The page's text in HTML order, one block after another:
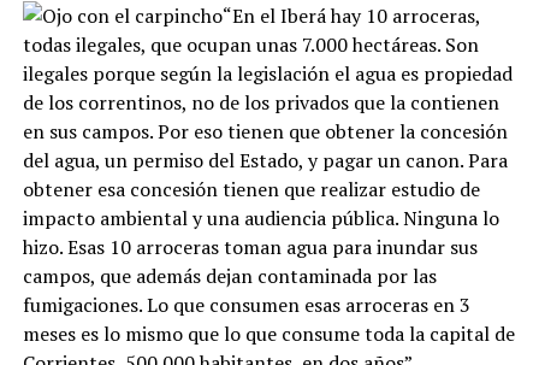
“En el Iberá hay 10 arroceras,
todas ilegales, que ocupan unas 7.000 hectáreas. Son
ilegales porque según la legislación el agua es propiedad
de los correntinos, no de los privados que la contienen
en sus campos. Por eso tienen que obtener la concesión
del agua, un permiso del Estado, y pagar un canon. Para
obtener esa concesión tienen que realizar estudio de
impacto ambiental y una audiencia pública. Ninguna lo
hizo. Esas 10 arroceras toman agua para inundar sus
campos, que además dejan contaminada por las
fumigaciones. Lo que consumen esas arroceras en 3
meses es lo mismo que lo que consume toda la capital de